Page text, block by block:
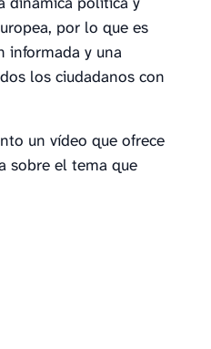
por lo que es
informada y una
los ciudadanos con
un vídeo que ofrece
sobre el tema que